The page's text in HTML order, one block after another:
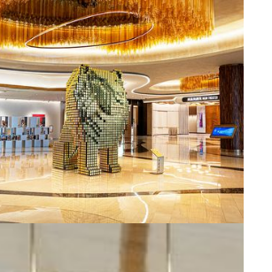
、Emerald Tower、Skylofts、
Mansionと、優雅さと快適さを兼ね
の客室があります。MGM Theaterで
モウ監督による常設公演
上演。館内では「The Spectacle」の
アートや300点以上もの東西アート作
す。五つ星スパ、会議施設、ショッピ
るレストランもそろい、特別な滞在
す。
MGM COTAI